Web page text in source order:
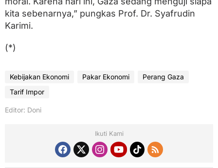
kita sebenarnya,” pungkas Prof. Dr. Syafrudin
Karimi.
(*)
Kebijakan Ekonomi Pakar Ekonomi
Perang Gaza
Tarif Impor
Editor: Doni
Ikuti Kami